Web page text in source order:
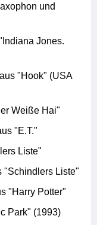
und
Jones.
"Hook" (USA
Weiße Hai"
"E.T."
Liste"
"Schindlers Liste"
"Harry Potter"
Park" (1993)